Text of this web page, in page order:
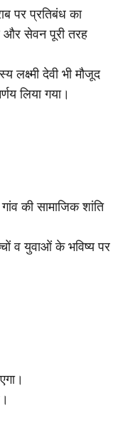
पर प्रतिबंध का
और सेवन पूरी तरह
लक्ष्मी देवी भी मौजूद
लिया गया।
की सामाजिक शांति
व युवाओं के भविष्य पर